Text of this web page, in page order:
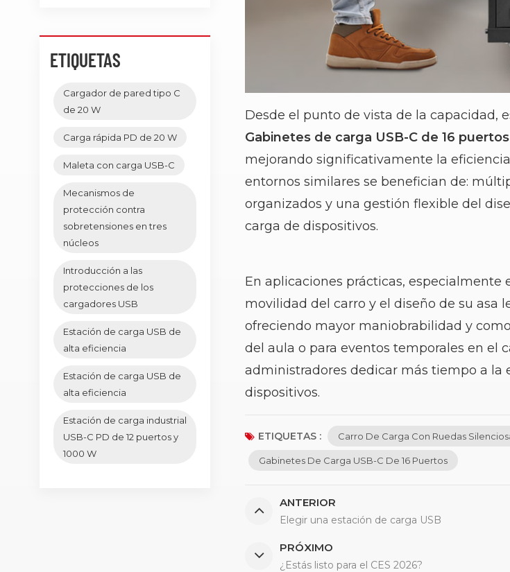
Desde el punto de vista de la capacidad,
Gabinetes de carga USB-C de 16 puertos
mejorando significativamente la
entornos similares se benefician de:
organizados y una gestión flexible del
carga de dispositivos.
En aplicaciones prácticas, especialmente
movilidad del carro y el diseño de su asa
ofreciendo mayor maniobrabilidad y
del aula o para eventos temporales en el
administradores dedicar más tiempo a la
dispositivos.
ETIQUETAS : Carro De Carga Con Ruedas
Gabinetes De Carga USB-C De 16 Puertos
ANTERIOR
Elegir una estación de carga USB
PRÓXIMO
¿Estás listo para el CES 2026?
ETIQUETAS
Cargador de pared tipo C
de 20 W
Carga rápida PD de 20 W
Maleta con carga USB-C
Mecanismos de
protección contra
sobretensiones en tres
núcleos
Introducción a las
protecciones de los
cargadores USB
Estación de carga USB de
alta eficiencia
Estación de carga USB de
alta eficiencia
Estación de carga industrial
USB-C PD de 12 puertos y
1000 W